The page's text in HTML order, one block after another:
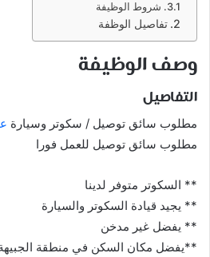
شروط الوظيفة
تفاصيل الوظفة
وصف الوظيفة
التفاصيل
مطلوب سائق توصيل / سكوتر وسيارة
مطلوب سائق توصيل للعمل فورا
** السكوتر متوفر لدينا
** يجيد قيادة السكوتر والسيارة
** يفضل غير مدخن
**يفضل مكان السكن في منطقة الجبيهة